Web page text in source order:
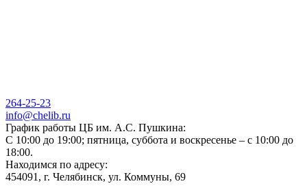
264-25-23
info@chelib.ru
График работы ЦБ им. А.С. Пушкина:
С 10:00 до 19:00; пятница, суббота и воскресенье – с 10:00 до
18:00.
Находимся по адресу:
454091, г. Челябинск, ул. Коммуны, 69